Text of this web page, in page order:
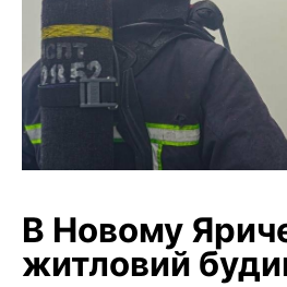
В Новому
житловий